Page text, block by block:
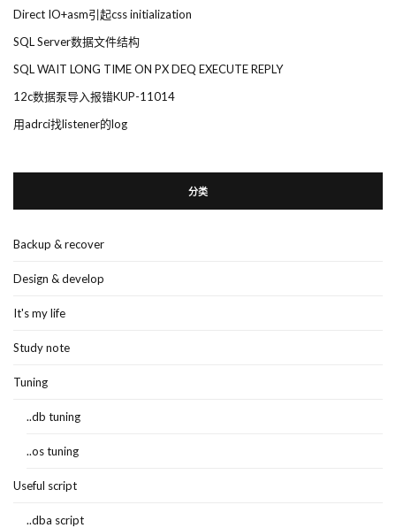
Direct IO+asm引起css initialization
SQL Server数据文件结构
SQL WAIT LONG TIME ON PX DEQ EXECUTE REPLY
12c数据泵导入报错KUP-11014
用adrci找listener的log
分类
Backup & recover
Design & develop
It's my life
Study note
Tuning
..db tuning
..os tuning
Useful script
..dba script